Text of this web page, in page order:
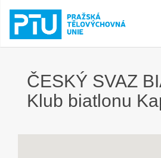
ČESKÝ SVAZ
Klub biatlonu